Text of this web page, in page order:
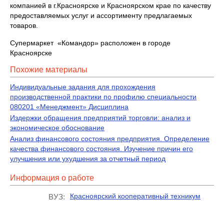
компанией в г.Красноярске и Красноярском крае по качеству
предоставляемых услуг и ассортименту предлагаемых
товаров.
Супермаркет «Командор» расположен в городе
Красноярске
Похожие материалы
Индивидуальные задания для прохождения
производственной практики по профилю специальности
080201 «Менеджмент» Дисциплина
Издержки обращения предприятий торговли: анализ и
экономическое обоснование
Анализ финансового состояния предприятия. Определение
качества финансового состояния. Изучение причин его
улучшения или ухудшения за отчетный период
Информация о работе
ВУЗ: Красноярский кооперативный техникум